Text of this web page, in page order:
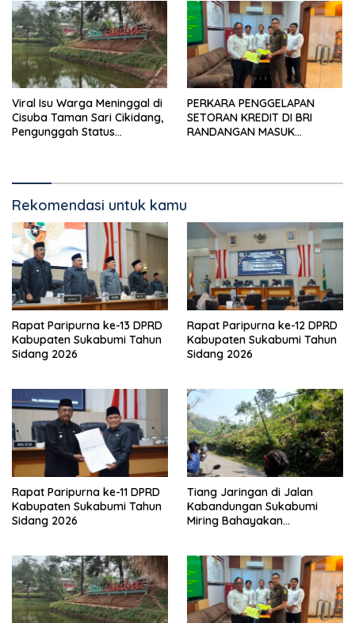
Viral Isu Warga Meninggal di
Cisuba Taman Sari Cikidang,
Pengunggah Status
PERKARA PENGGELAPAN
SETORAN KREDIT DI BRI
RANDANGAN MASUK
Rekomendasi untuk kamu
Rapat Paripurna ke-13 DPRD
Kabupaten Sukabumi Tahun
Sidang 2026
Rapat Paripurna ke-12 DPRD
Kabupaten Sukabumi Tahun
Sidang 2026
Rapat Paripurna ke-11 DPRD
Kabupaten Sukabumi Tahun
Sidang 2026
Tiang Jaringan di Jalan
Kabandungan Sukabumi
Miring Bahayakan